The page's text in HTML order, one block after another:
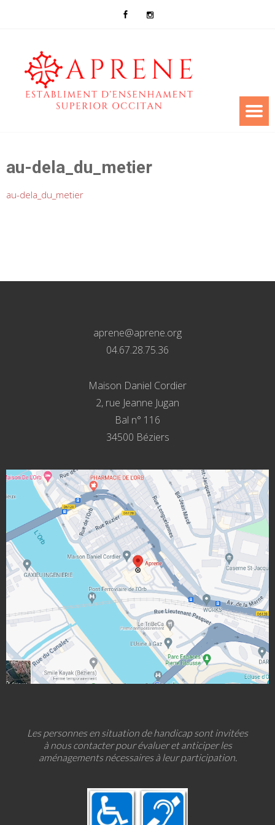
au-dela_du_metier
au-dela_du_metier
aprene@aprene.org
04.67.28.75.36
Maison Daniel Cordier
2, rue Jeanne Jugan
Bal n° 116
34500 Béziers
Les personnes en situation de handicap sont invitées
à nous contacter pour évaluer et anticiper les
aménagements nécessaires à leur participation.